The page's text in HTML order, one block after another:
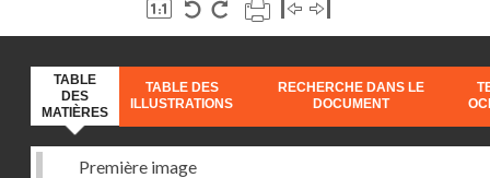
TABLE
DES
MATIÈRES
TABLE DES
ILLUSTRATIONS
RECHERCHE DANS LE
DOCUMENT
Première image